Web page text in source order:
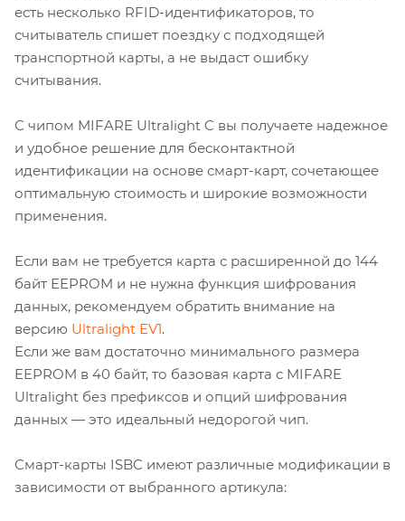
есть несколько RFID-идентификаторов, то
считыватель спишет поездку с подходящей
транспортной карты, а не выдаст ошибку
считывания.
С чипом MIFARE Ultralight C вы получаете надежное
и удобное решение для бесконтактной
идентификации на основе смарт-карт, сочетающее
оптимальную стоимость и широкие возможности
применения.
Если вам не требуется карта с расширенной до 144
байт EEPROM и не нужна функция шифрования
данных, рекомендуем обратить внимание на
версию Ultralight EV1.
Если же вам достаточно минимального размера
EEPROM в 40 байт, то базовая карта с MIFARE
Ultralight без префиксов и опций шифрования
данных — это идеальный недорогой чип.
Смарт-карты ISBC имеют различные модификации в
зависимости от выбранного артикула: